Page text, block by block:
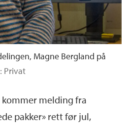
Magne Bergland på
Privat
kommer melding fra
pakker» rett før jul,